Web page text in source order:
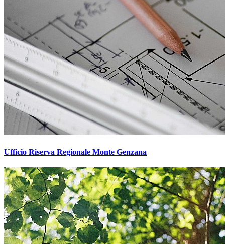
Ufficio Riserva Regionale Monte Genzana